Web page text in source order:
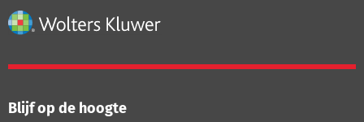
Blijf op de hoogte